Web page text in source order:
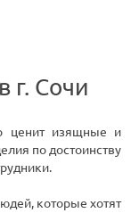
г. Сочи
ценит изящные и
по достоинству
которые хотят